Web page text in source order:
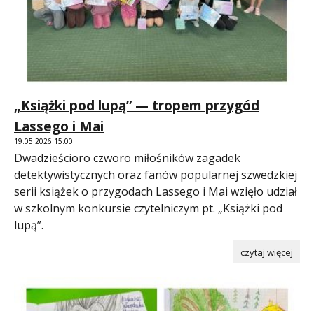
„Książki pod lupą” — tropem przygód
Lassego i Mai
19.05.2026 15:00
Dwadzieścioro czworo miłośników zagadek
detektywistycznych oraz fanów popularnej szwedzkiej
serii książek o przygodach Lassego i Mai wzięło udział
w szkolnym konkursie czytelniczym pt. „Książki pod
lupą”.
czytaj więcej